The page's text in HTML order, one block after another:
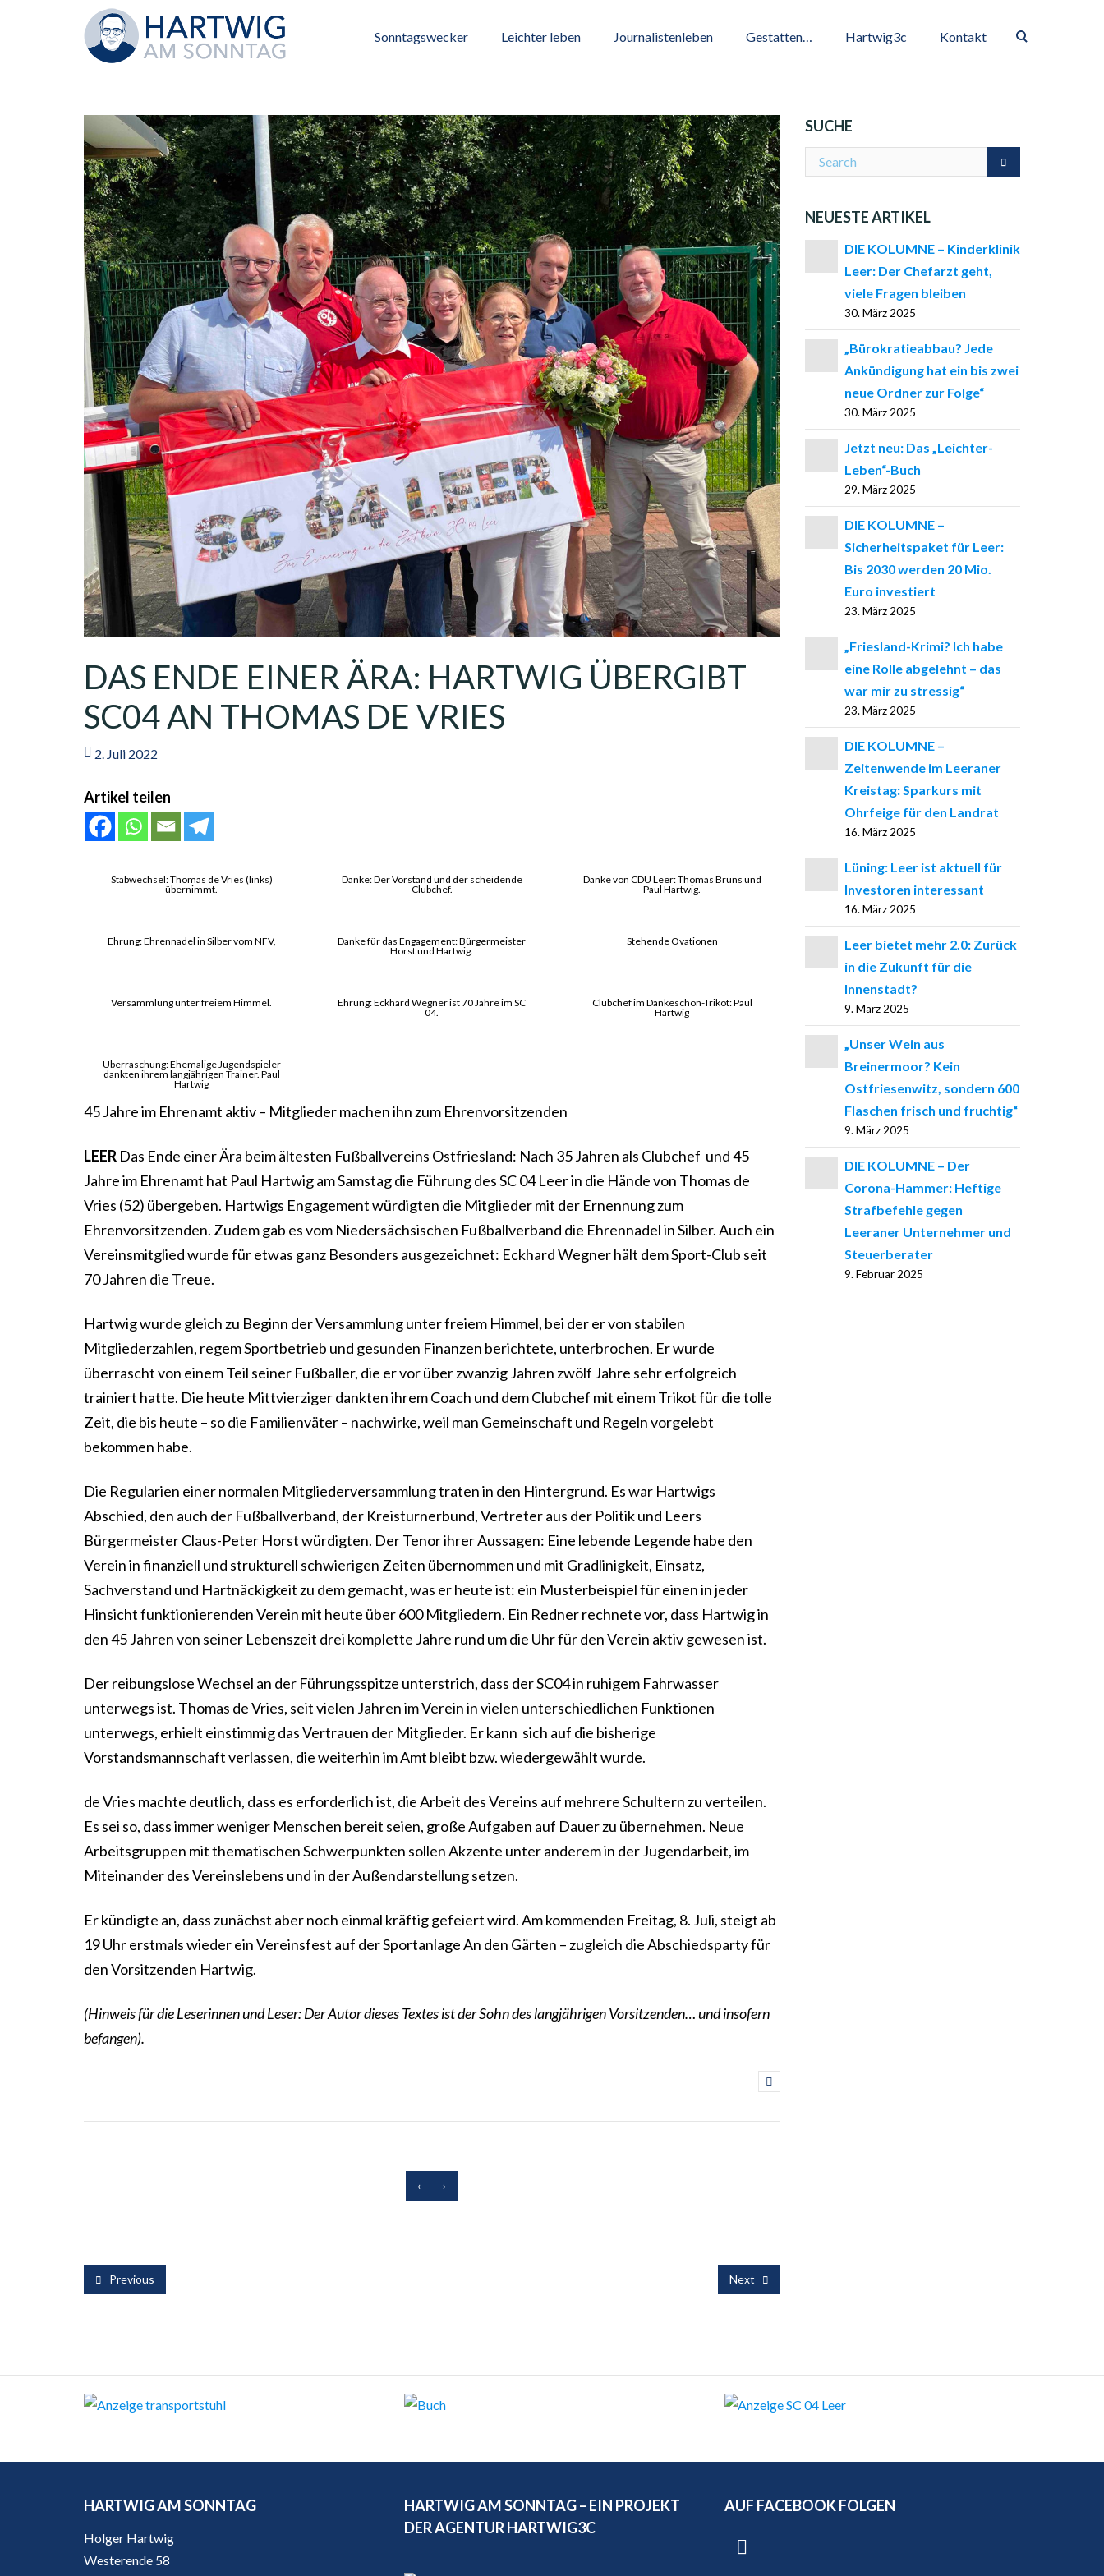
Sonntagswecker Leichter leben Journalistenleben Gestatten… Hartwig3c Kontakt
DAS ENDE EINER ÄRA: HARTWIG ÜBERGIBT
SC04 AN THOMAS DE VRIES
2. Juli 2022
Artikel teilen
Stabwechsel: Thomas de Vries (links)
übernimmt.
Danke: Der Vorstand und der scheidende
Clubchef.
Danke von CDU Leer: Thomas Bruns und
Paul Hartwig.
Ehrung: Ehrennadel in Silber vom NFV,
Danke für das Engagement: Bürgermeister
Horst und Hartwig.
Stehende Ovationen
Versammlung unter freiem Himmel.
Ehrung: Eckhard Wegner ist 70 Jahre im SC
04.
Clubchef im Dankeschön-Trikot: Paul
Hartwig
Überraschung: Ehemalige Jugendspieler
dankten ihrem langjährigen Trainer. Paul
Hartwig
45 Jahre im Ehrenamt aktiv – Mitglieder machen ihn zum Ehrenvorsitzenden
LEER Das Ende einer Ära beim ältesten Fußballvereins Ostfriesland: Nach 35 Jahren als Clubchef und 45
Jahre im Ehrenamt hat Paul Hartwig am Samstag die Führung des SC 04 Leer in die Hände von Thomas de
Vries (52) übergeben. Hartwigs Engagement würdigten die Mitglieder mit der Ernennung zum
Ehrenvorsitzenden. Zudem gab es vom Niedersächsischen Fußballverband die Ehrennadel in Silber. Auch ein
Vereinsmitglied wurde für etwas ganz Besonders ausgezeichnet: Eckhard Wegner hält dem Sport-Club seit
70 Jahren die Treue.
Hartwig wurde gleich zu Beginn der Versammlung unter freiem Himmel, bei der er von stabilen
Mitgliederzahlen, regem Sportbetrieb und gesunden Finanzen berichtete, unterbrochen. Er wurde
überrascht von einem Teil seiner Fußballer, die er vor über zwanzig Jahren zwölf Jahre sehr erfolgreich
trainiert hatte. Die heute Mittvierziger dankten ihrem Coach und dem Clubchef mit einem Trikot für die tolle
Zeit, die bis heute – so die Familienväter – nachwirke, weil man Gemeinschaft und Regeln vorgelebt
bekommen habe.
Die Regularien einer normalen Mitgliederversammlung traten in den Hintergrund. Es war Hartwigs
Abschied, den auch der Fußballverband, der Kreisturnerbund, Vertreter aus der Politik und Leers
Bürgermeister Claus-Peter Horst würdigten. Der Tenor ihrer Aussagen: Eine lebende Legende habe den
Verein in finanziell und strukturell schwierigen Zeiten übernommen und mit Gradlinigkeit, Einsatz,
Sachverstand und Hartnäckigkeit zu dem gemacht, was er heute ist: ein Musterbeispiel für einen in jeder
Hinsicht funktionierenden Verein mit heute über 600 Mitgliedern. Ein Redner rechnete vor, dass Hartwig in
den 45 Jahren von seiner Lebenszeit drei komplette Jahre rund um die Uhr für den Verein aktiv gewesen ist.
Der reibungslose Wechsel an der Führungsspitze unterstrich, dass der SC04 in ruhigem Fahrwasser
unterwegs ist. Thomas de Vries, seit vielen Jahren im Verein in vielen unterschiedlichen Funktionen
unterwegs, erhielt einstimmig das Vertrauen der Mitglieder. Er kann sich auf die bisherige
Vorstandsmannschaft verlassen, die weiterhin im Amt bleibt bzw. wiedergewählt wurde.
de Vries machte deutlich, dass es erforderlich ist, die Arbeit des Vereins auf mehrere Schultern zu verteilen.
Es sei so, dass immer weniger Menschen bereit seien, große Aufgaben auf Dauer zu übernehmen. Neue
Arbeitsgruppen mit thematischen Schwerpunkten sollen Akzente unter anderem in der Jugendarbeit, im
Miteinander des Vereinslebens und in der Außendarstellung setzen.
Er kündigte an, dass zunächst aber noch einmal kräftig gefeiert wird. Am kommenden Freitag, 8. Juli, steigt ab
19 Uhr erstmals wieder ein Vereinsfest auf der Sportanlage An den Gärten – zugleich die Abschiedsparty für
den Vorsitzenden Hartwig.
(Hinweis für die Leserinnen und Leser: Der Autor dieses Textes ist der Sohn des langjährigen Vorsitzenden… und insofern
befangen).
‹ ›
Previous Next
SUCHE
NEUESTE ARTIKEL
DIE KOLUMNE – Kinderklinik
Leer: Der Chefarzt geht,
viele Fragen bleiben
30. März 2025
„Bürokratieabbau? Jede
Ankündigung hat ein bis zwei
neue Ordner zur Folge“
30. März 2025
Jetzt neu: Das „Leichter-
Leben“-Buch
29. März 2025
DIE KOLUMNE –
Sicherheitspaket für Leer:
Bis 2030 werden 20 Mio.
Euro investiert
23. März 2025
„Friesland-Krimi? Ich habe
eine Rolle abgelehnt – das
war mir zu stressig“
23. März 2025
DIE KOLUMNE –
Zeitenwende im Leeraner
Kreistag: Sparkurs mit
Ohrfeige für den Landrat
16. März 2025
Lüning: Leer ist aktuell für
Investoren interessant
16. März 2025
Leer bietet mehr 2.0: Zurück
in die Zukunft für die
Innenstadt?
9. März 2025
„Unser Wein aus
Breinermoor? Kein
Ostfriesenwitz, sondern 600
Flaschen frisch und fruchtig“
9. März 2025
DIE KOLUMNE – Der
Corona-Hammer: Heftige
Strafbefehle gegen
Leeraner Unternehmer und
Steuerberater
9. Februar 2025
HARTWIG AM SONNTAG
Holger Hartwig
Westerende 58
HARTWIG AM SONNTAG – EIN PROJEKT
DER AGENTUR HARTWIG3C
AUF FACEBOOK FOLGEN